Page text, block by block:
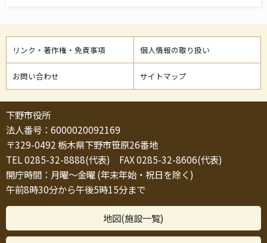
リンク・著作権・免責事項 個人情報の取り扱い
お問い合わせ サイトマップ
下野市役所
法人番号：6000020092169
〒329-0492 栃木県下野市笹原26番地
TEL 0285-32-8888(代表) FAX 0285-32-8606(代表)
開庁時間：月曜～金曜 (年末年始・祝日を除く)
午前8時30分から午後5時15分まで
地図(施設一覧)